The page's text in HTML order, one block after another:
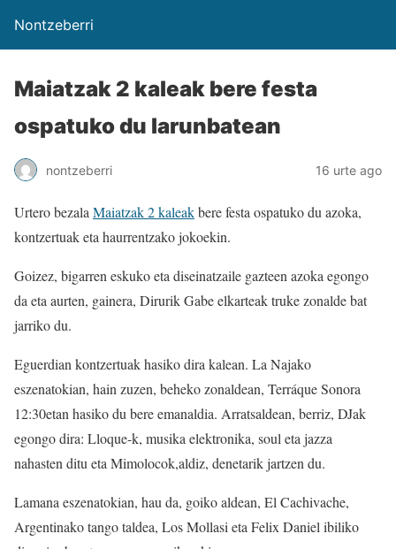
Nontzeberri
Maiatzak 2 kaleak bere festa
ospatuko du larunbatean
nontzeberri 16 urte ago
Urtero bezala Maiatzak 2 kaleakbere festa ospatuko du azoka,
kontzertuak eta haurrentzako jokoekin.
Goizez, bigarren eskuko eta diseinatzaile gazteen azoka egongo
da eta aurten, gainera, Dirurik Gabe elkarteak truke zonalde bat
jarriko du.
Eguerdian kontzertuak hasiko dira kalean. La Najako
eszenatokian, hain zuzen, beheko zonaldean, Terráque Sonora
12:30etan hasiko du bere emanaldia. Arratsaldean, berriz, DJak
egongo dira: Lloque-k, musika elektronika, soul eta jazza
nahasten ditu eta Mimolocok,aldiz, denetarik jartzen du.
Lamana eszenatokian, hau da, goiko aldean, El Cachivache,
Argentinako tango taldea, Los Mollasi eta Felix Daniel ibiliko